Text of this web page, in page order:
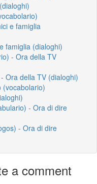
e famiglia
famiglia (dialoghi)
- Ora della TV
Ora della TV (dialoghi)
(vocabolario)
- Ora di dire
- Ora di dire
a comment